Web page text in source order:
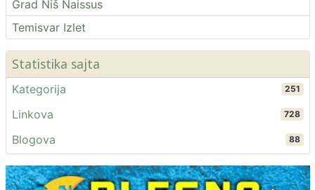
Grad Niš Naissus
Temisvar Izlet
Statistika sajta
Kategorija 251
Linkova 728
Blogova 88